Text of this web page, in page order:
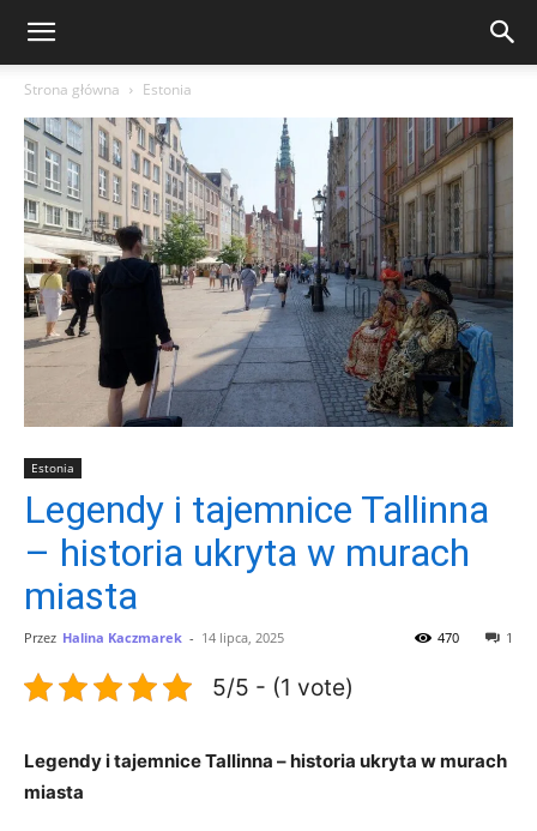
Strona główna Estonia
Estonia
Legendy i tajemnice Tallinna
– historia ukryta w murach
miasta
Przez Halina Kaczmarek - 14 lipca, 2025 1
470
5/5 - (1 vote)
Legendy i tajemnice Tallinna –⁢ historia ukryta‍ w murach
miasta